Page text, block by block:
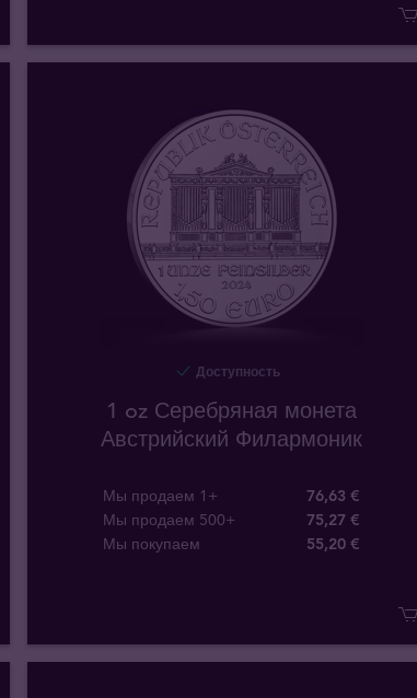
Доступность
1 oz Серебряная монета
Австрийский Филармоник
Мы продаем 1+
76,63 €
Мы продаем 500+
75,27 €
Мы покупаем
55,20 €